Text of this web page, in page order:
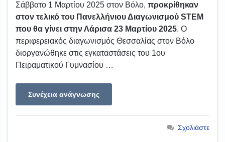
Σάββατο 1 Μαρτίου 2025 στον Βόλο, προκρίθηκαν
στον τελικό του Πανελλήνιου Διαγωνισμού STEM
που θα γίνει στην Λάρισα 23 Μαρτίου 2025. Ο
περιφερειακός διαγωνισμός Θεσσαλίας στον Βόλο
διοργανώθηκε στις εγκαταστάσεις του 1ου
Πειραματικού Γυμνασίου …
Συνέχεια ανάγνωσης
Σχολιάστε